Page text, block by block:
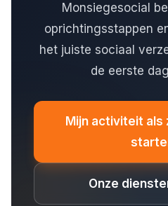
Monsiegesocial
oprichtingsstappen
het juiste sociaal
de eerste
Mijn activiteit
Onze